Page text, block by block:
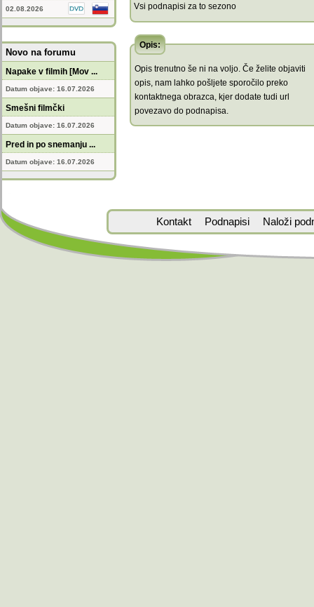
02.08.2026
Novo na forumu
Napake v filmih [Mov ...
Datum objave: 16.07.2026
Smešni filmčki
Datum objave: 16.07.2026
Pred in po snemanju ...
Datum objave: 16.07.2026
Vsi podnapisi za to sezono
Opis:
Opis trenutno še ni na voljo. Če želite objaviti
opis, nam lahko pošljete sporočilo preko
kontaktnega obrazca, kjer dodate tudi url
povezavo do podnapisa.
Kontakt Podnapisi Naloži